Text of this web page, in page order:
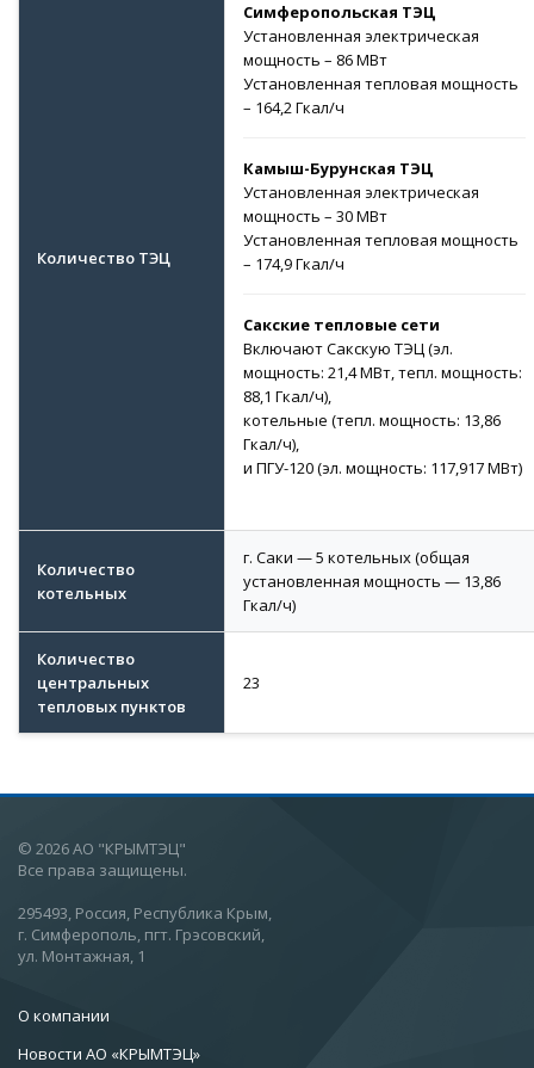
Количество ТЭЦ
Симферопольская ТЭЦ
Установленная электрическая
мощность – 86 МВт
Установленная тепловая мощность
– 164,2 Гкал/ч
Камыш-Бурунская ТЭЦ
Установленная электрическая
мощность – 30 МВт
Установленная тепловая мощность
– 174,9 Гкал/ч
Сакские тепловые сети
Включают Сакскую ТЭЦ (эл.
мощность: 21,4 МВт, тепл. мощность:
88,1 Гкал/ч),
котельные (тепл. мощность: 13,86
Гкал/ч),
и ПГУ-120 (эл. мощность: 117,917 МВт)
Количество
котельных
г. Саки — 5 котельных (общая
установленная мощность — 13,86
Гкал/ч)
Количество
центральных
тепловых пунктов
23
© 2026 АО "КРЫМТЭЦ"
Все права защищены.
295493, Россия, Республика Крым,
г. Симферополь, пгт. Грэсовский,
ул. Монтажная, 1
О компании
Новости АО «КРЫМТЭЦ»